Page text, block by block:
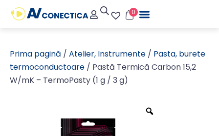
0
Prima pagină / Atelier, Instrumente / Pasta, burete
termoconductoare / Pastă Termică Carbon 15,2
W/mK – TermoPasty (1 g / 3 g)